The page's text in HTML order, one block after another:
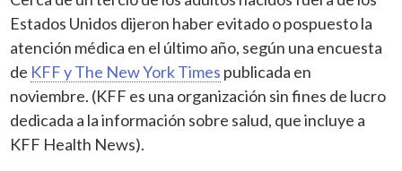
Estados Unidos dijeron haber evitado o pospuesto la
atención médica en el último año, según una encuesta
de KFF y The New York Times publicada en
noviembre. (KFF es una organización sin fines de lucro
dedicada a la información sobre salud, que incluye a
KFF Health News).